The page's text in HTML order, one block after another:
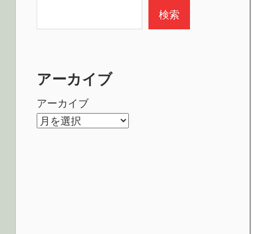
検索
アーカイブ
アーカイブ